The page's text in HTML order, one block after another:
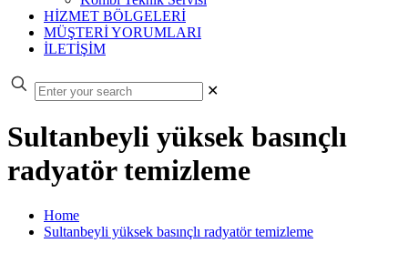
HİZMET BÖLGELERİ
MÜŞTERİ YORUMLARI
İLETİŞİM
✕
Sultanbeyli yüksek basınçlı
radyatör temizleme
Home
Sultanbeyli yüksek basınçlı radyatör temizleme